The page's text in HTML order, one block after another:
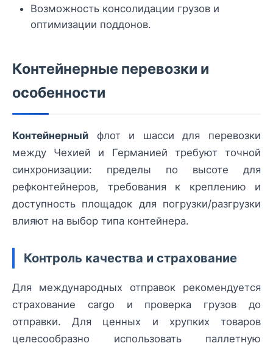
Возможность консолидации грузов и
оптимизации поддонов.
Контейнерные перевозки и
особенности
Контейнерный флот и шасси для перевозки
между Чехией и Германией требуют точной
синхронизации: пределы по высоте для
рефконтейнеров, требования к креплению и
доступность площадок для погрузки/разгрузки
влияют на выбор типа контейнера.
Контроль качества и страхование
Для международных отправок рекомендуется
страхование cargo и проверка грузов до
отправки. Для ценных и хрупких товаров
целесообразно использовать паллетную